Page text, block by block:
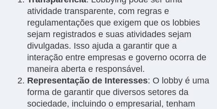
atividade transparente, com regras e
regulamentações que exigem que os lobbies
sejam registrados e suas atividades sejam
divulgadas. Isso ajuda a garantir que a
interação entre empresas e governo ocorra de
maneira aberta e responsável.
Representação de Interesses: O lobby é uma
forma de garantir que diversos setores da
sociedade, incluindo o empresarial, tenham